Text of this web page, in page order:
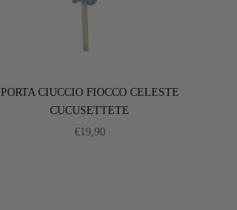
PORTA CIUCCIO FIOCCO CELESTE
CUCUSETTETE
PREZZO SCONTATO
€19,90